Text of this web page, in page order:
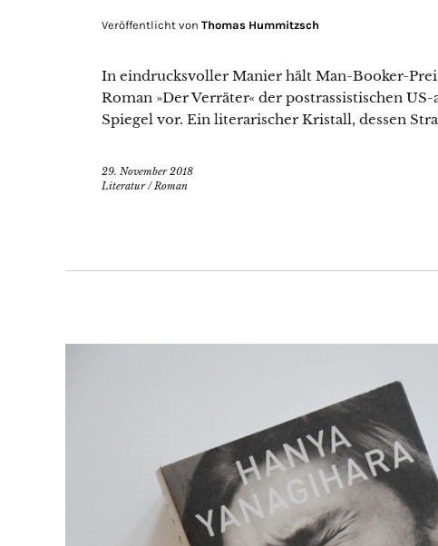
Veröffentlicht von Thomas Hummitzsch
In eindrucksvoller Manier hält Man-Booker-
Roman »Der Verräter« der postrassistischen
Spiegel vor. Ein literarischer Kristall, dessen
29. November 2018
Literatur/Roman